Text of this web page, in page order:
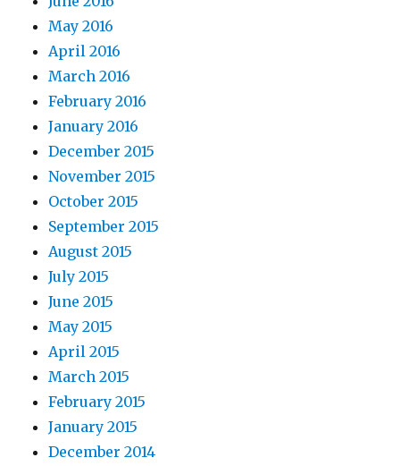
May 2016
April 2016
March 2016
February 2016
January 2016
December 2015
November 2015
October 2015
September 2015
August 2015
July 2015
June 2015
May 2015
April 2015
March 2015
February 2015
January 2015
December 2014